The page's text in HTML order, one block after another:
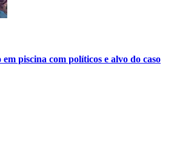
piscina com políticos e alvo do caso